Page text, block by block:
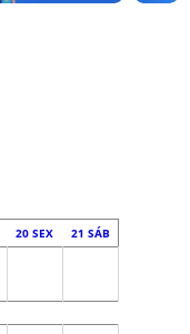
20 SEX 21 SÁB